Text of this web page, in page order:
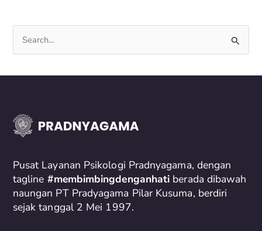
e
a
h
o
r
:
Pusat Layanan Psikologi Pradnyagama, dengan
tagline #membimbingdenganhati berada dibawah
naungan PT Pradyagama Pilar Kusuma, berdiri
sejak tanggal 2 Mei 1997.